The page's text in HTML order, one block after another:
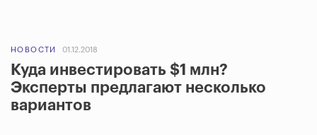
НОВОСТИ 01.12.2018
Куда инвестировать $1 млн?
Эксперты предлагают несколько
вариантов